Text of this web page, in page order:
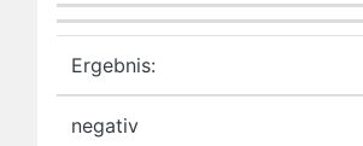
Ergebnis:
negativ